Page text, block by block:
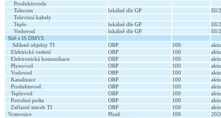
Produktovody
Telecom
lokálně dle GP
III/
Televizní kabely
Teplo
lokálně dle GP
III/
Vodovod
lokálně dle GP
III/
Sítě z IS DMVS
Sdílené objekty TI
ORP 100
Elektrické vedení
ORP 100
Elektronická komunikace
ORP 100
Plynovod
ORP 100
Vodovod
ORP 100
Kanalizace
ORP 100
Produktovod
ORP 100
Teplovod
ORP 100
Potrubní pošta
ORP 100
Zařízení staveb TI
ORP 100
Vrstevnice
Plzeň 100